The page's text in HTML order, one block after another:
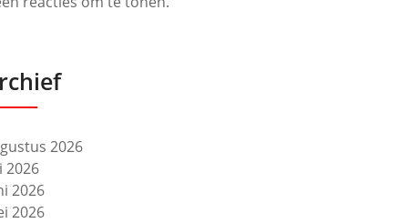
2026
2026
2026
2026